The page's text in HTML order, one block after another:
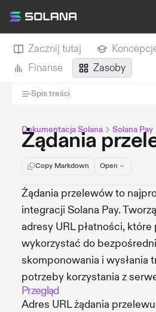
Zacznij tutaj
Finanse
Zasoby
Spis treści
Dokumentacja Solana Solana Pay
Żądania
Copy Markdown Open
Żądania przelewów to
integracji Solana Pay.
adresy URL płatności,
wykorzystać do
skomponowania i wysłania
potrzeby korzystania z
Przegląd
Adres URL żądania